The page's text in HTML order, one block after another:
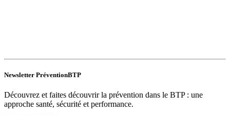
Newsletter PréventionBTP
Découvrez et faites découvrir la prévention dans le BTP : une
approche santé, sécurité et performance.